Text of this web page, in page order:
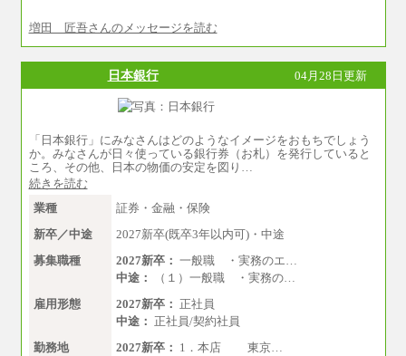
増田 匠吾さんのメッセージを読む
日本銀行 04月28日更新
「日本銀行」にみなさんはどのようなイメージをおもちでしょう
か。みなさんが日々使っている銀行券（お札）を発行していると
ころ、その他、日本の物価の安定を図り…
続きを読む
業種
証券・金融・保険
新卒／中途
2027新卒(既卒3年以内可)・中途
募集職種
2027新卒： 一般職 ・実務のエ…
中途：
（１）一般職 ・実務の…
雇用形態
2027新卒： 正社員
中途： 正社員/契約社員
勤務地
2027新卒： 1．本店 東京…